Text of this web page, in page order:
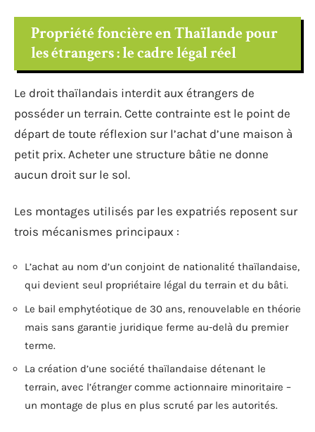
Propriété foncière en Thaïlande pour
les étrangers : le cadre légal réel
Le droit thaïlandais interdit aux étrangers de
posséder un terrain. Cette contrainte est le point de
départ de toute réflexion sur l’achat d’une maison à
petit prix. Acheter une structure bâtie ne donne
aucun droit sur le sol.
Les montages utilisés par les expatriés reposent sur
trois mécanismes principaux :
L’achat au nom d’un conjoint de nationalité thaïlandaise,
qui devient seul propriétaire légal du terrain et du bâti.
Le bail emphytéotique de 30 ans, renouvelable en théorie
mais sans garantie juridique ferme au-delà du premier
terme.
La création d’une société thaïlandaise détenant le
terrain, avec l’étranger comme actionnaire minoritaire –
un montage de plus en plus scruté par les autorités.